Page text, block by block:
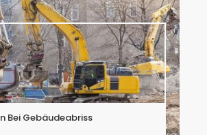
Bei Gebäudeabriss